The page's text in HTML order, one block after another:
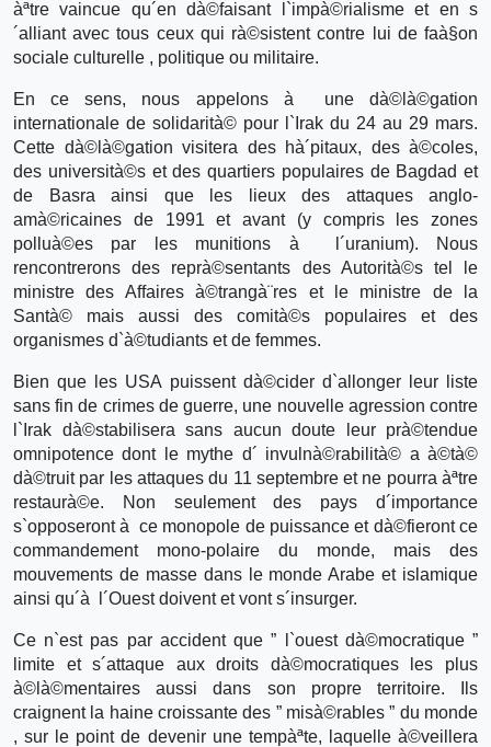
àªtre vaincue qu´en dà©faisant l`impà©rialisme et en s
´alliant avec tous ceux qui rà©sistent contre lui de faà§on
sociale culturelle , politique ou militaire.
En ce sens, nous appelons à une dà©là©gation
internationale de solidarità© pour l`Irak du 24 au 29 mars.
Cette dà©là©gation visitera des hà´pitaux, des à©coles,
des università©s et des quartiers populaires de Bagdad et
de Basra ainsi que les lieux des attaques anglo-
amà©ricaines de 1991 et avant (y compris les zones
polluà©es par les munitions à l´uranium). Nous
rencontrerons des reprà©sentants des Autorità©s tel le
ministre des Affaires à©trangà¨res et le ministre de la
Santà© mais aussi des comità©s populaires et des
organismes d`à©tudiants et de femmes.
Bien que les USA puissent dà©cider d`allonger leur liste
sans fin de crimes de guerre, une nouvelle agression contre
l`Irak dà©stabilisera sans aucun doute leur prà©tendue
omnipotence dont le mythe d´ invulnà©rabilità© a à©tà©
dà©truit par les attaques du 11 septembre et ne pourra àªtre
restaurà©e. Non seulement des pays d´importance
s`opposeront à ce monopole de puissance et dà©fieront ce
commandement mono-polaire du monde, mais des
mouvements de masse dans le monde Arabe et islamique
ainsi qu´à l´Ouest doivent et vont s´insurger.
Ce n`est pas par accident que ” l`ouest dà©mocratique ”
limite et s´attaque aux droits dà©mocratiques les plus
à©là©mentaires aussi dans son propre territoire. Ils
craignent la haine croissante des ” misà©rables ” du monde
, sur le point de devenir une tempàªte, laquelle à©veillera